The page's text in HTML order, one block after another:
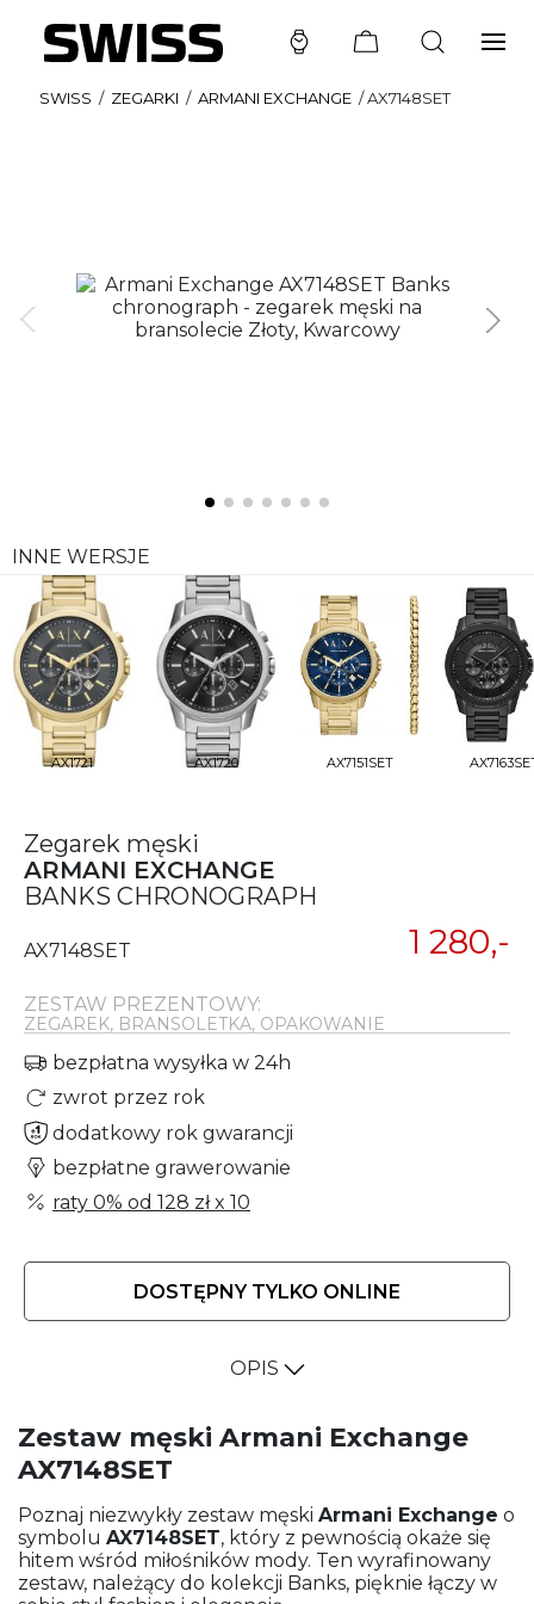
SWISS / ZEGARKI / ARMANI EXCHANGE /AX7148SET
INNE WERSJE
AX1721 AX1720 AX7151SET
Zegarek męski
ARMANI EXCHANGE
BANKS CHRONOGRAPH
AX7148SET 1 280,-
ZESTAW PREZENTOWY:
ZEGAREK, BRANSOLETKA, OPAKOWANIE
bezpłatna wysyłka w 24h
zwrot przez rok
dodatkowy rok gwarancji
bezpłatne grawerowanie
raty 0% od 128 złx 10
DOSTĘPNY TYLKO ONLINE
OPIS
Zestaw męski Armani Exchange
AX7148SET
Poznaj niezwykły zestaw męski Armani Exchange o
symbolu AX7148SET, który z pewnością okaże się
hitem wśród miłośników mody. Ten wyrafinowany
zestaw, należący do kolekcji Banks, pięknie łączy w